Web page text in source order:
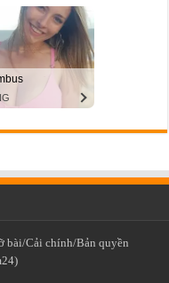
bài/Cải chính/Bản quyền